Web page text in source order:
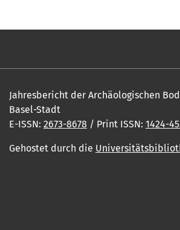
Jahresbericht der Archäologischen
Basel-Stadt
E-ISSN: 2673-8678 / Print ISSN: 1424-
Gehostet durch die